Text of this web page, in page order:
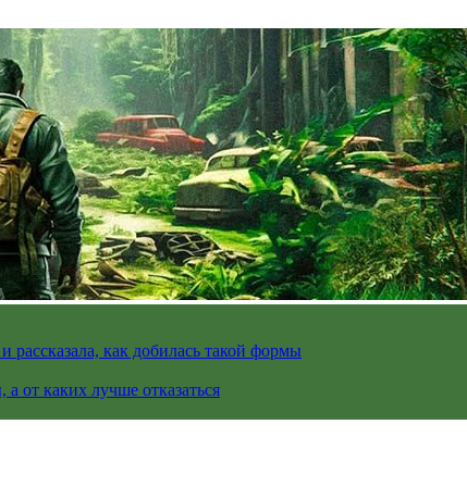
как добилась такой формы
от каких лучше отказаться